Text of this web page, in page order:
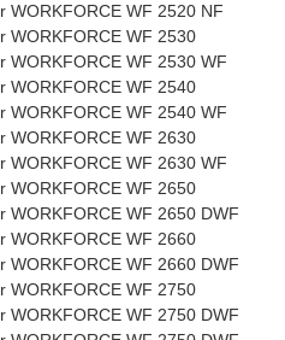
WORKFORCE WF 2520 NF
WORKFORCE WF 2530
WORKFORCE WF 2530 WF
WORKFORCE WF 2540
WORKFORCE WF 2540 WF
WORKFORCE WF 2630
WORKFORCE WF 2630 WF
WORKFORCE WF 2650
WORKFORCE WF 2650 DWF
WORKFORCE WF 2660
WORKFORCE WF 2660 DWF
WORKFORCE WF 2750
WORKFORCE WF 2750 DWF